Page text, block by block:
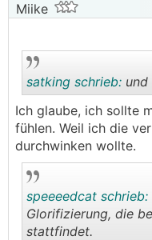
Miike
satking schrieb: und
Ich glaube, ich sollte
fühlen. Weil ich die
durchwinken wollte.
speeeedcat schrieb:
Glorifizierung, die
stattfindet.